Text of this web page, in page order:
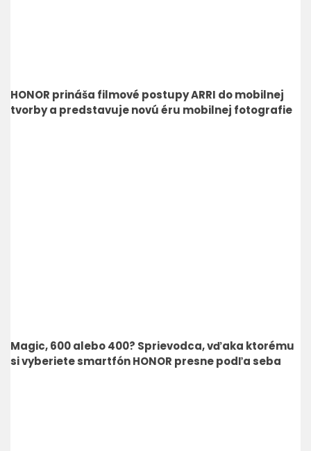
HONOR prináša filmové postupy ARRI do mobilnej
tvorby a predstavuje novú éru mobilnej fotografie
Magic, 600 alebo 400? Sprievodca, vďaka ktorému
si vyberiete smartfón HONOR presne podľa seba